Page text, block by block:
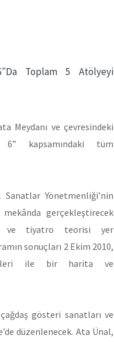
Toplam 5 Atölyeyi
Meydanı ve çevresindeki
6” kapsamındaki tüm
Yönetmenliği’nin
gerçekleştirecek
ve tiyatro teorisi yer
sonuçları 2 Ekim 2010,
ile bir harita ve
gösteri sanatları ve
düzenlenecek. Ata Ünal,